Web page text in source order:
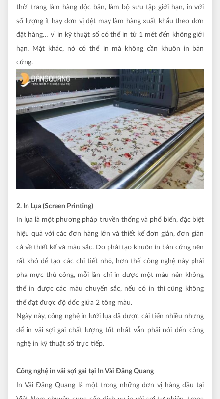
thời trang làm hàng độc bản, làm bộ sưu tập giới hạn, in với
số lượng ít hay đơn vị dệt may làm hàng xuất khẩu theo đơn
đặt hàng… vì in kỹ thuật số có thể in từ 1 mét đến không giới
hạn. Mặt khác, nó có thể in mà không cần khuôn in bản
cứng.
2. In Lụa (Screen Printing)
In lụa là một phương pháp truyền thống và phổ biến, đặc biệt
hiệu quả với các đơn hàng lớn và thiết kế đơn giản, đơn giản
cả về thiết kế và màu sắc. Do phải tạo khuôn in bản cứng nên
rất khó để tạo các chi tiết nhỏ, hơn thế công nghệ này phải
pha mực thủ công, mỗi lần chỉ in được một màu nên không
thể in được các màu chuyển sắc, nếu có in thì cũng không
thể đạt được độ dốc giữa 2 tông màu.
Ngày này, công nghệ in lưới lụa đã được cải tiến nhiều nhưng
để in vải sợi gai chất lượng tốt nhất vẫn phải nói đến công
nghệ in kỹ thuật số trực tiếp.
Công nghệ in vải sợi gai tại In Vải Đăng Quang
In Vải Đăng Quang là một trong những đơn vị hàng đầu tại